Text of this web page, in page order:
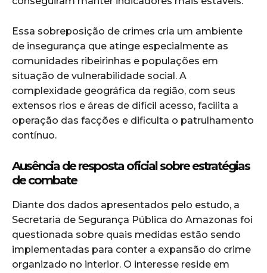
Essa sobreposição de crimes cria um ambiente
de insegurança que atinge especialmente as
comunidades ribeirinhas e populações em
situação de vulnerabilidade social. A
complexidade geográfica da região, com seus
extensos rios e áreas de difícil acesso, facilita a
operação das facções e dificulta o patrulhamento
contínuo.
Ausência de resposta oficial sobre estratégias
de combate
Diante dos dados apresentados pelo estudo, a
Secretaria de Segurança Pública do Amazonas foi
questionada sobre quais medidas estão sendo
implementadas para conter a expansão do crime
organizado no interior. O interesse reside em